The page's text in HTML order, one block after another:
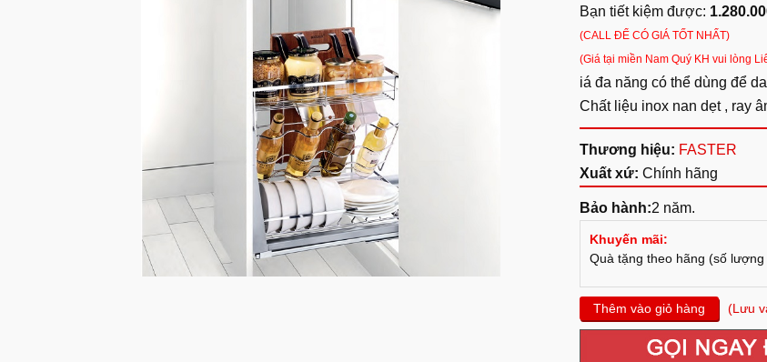
Bạn tiết kiệm được:
(CALL ĐỂ CÓ GIÁ TỐT NHẤT)
(Giá tại miền Nam Quý KH vui lòng
iá đa năng có thể dùng để
Chất liệu inox nan dẹt , ray
Thương hiệu: FASTER
Xuất xứ: Chính hãng
Bảo hành:2 năm.
Khuyến mãi:
Quà tặng theo hãng (số lượng
Thêm vào giỏ hàng (Lưu